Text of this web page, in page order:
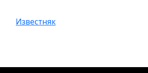
Известняк